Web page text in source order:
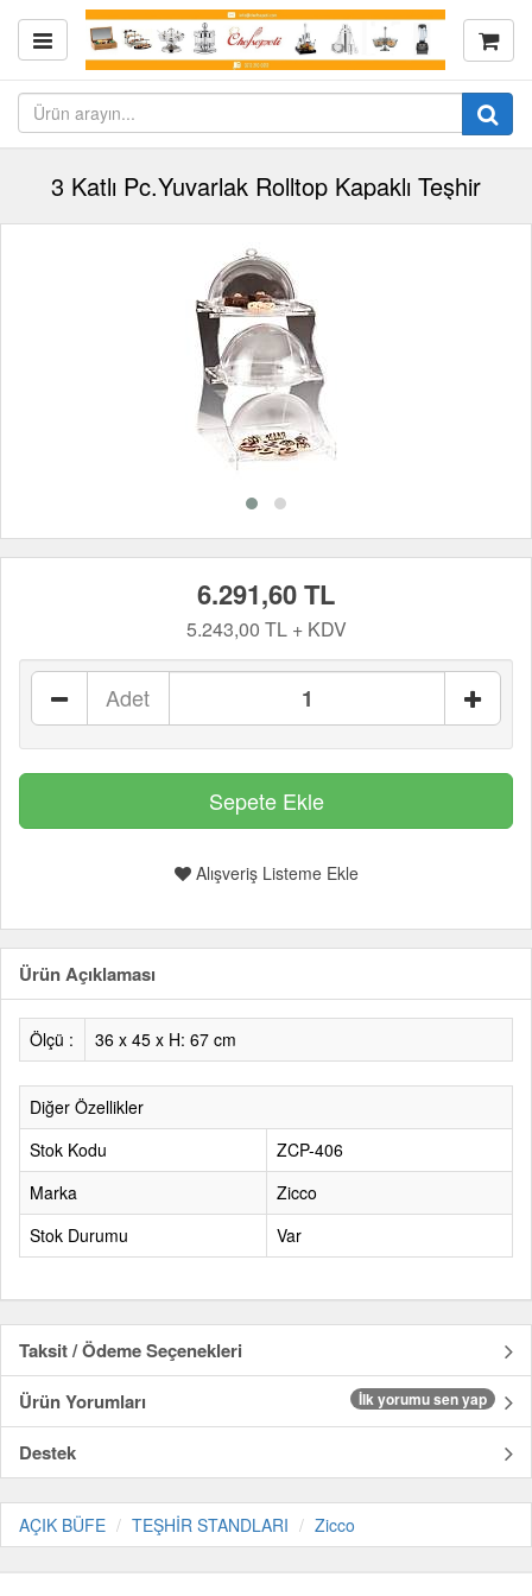
3 Katlı Pc.Yuvarlak Rolltop Kapaklı Teşhir
6.291,60 TL
5.243,00 TL + KDV
Adet
Alışveriş Listeme Ekle
Ürün Açıklaması
Ölçü : 36 x 45 x H: 67 cm
Diğer Özellikler
Stok Kodu
ZCP-406
Marka
Zicco
Stok Durumu
Var
Taksit / Ödeme Seçenekleri
Ürün Yorumları
İlk yorumu sen yap
Destek
AÇIK BÜFE TEŞHİR STANDLARI Zicco